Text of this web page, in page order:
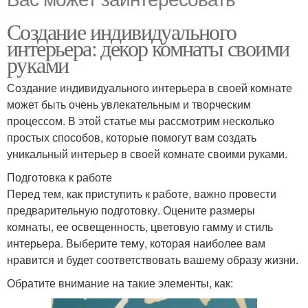
Создание индивидуального
интерьера: декор комнаты своими
руками
Создание индивидуального интерьера в своей комнате
может быть очень увлекательным и творческим
процессом. В этой статье мы рассмотрим несколько
простых способов, которые помогут вам создать
уникальный интерьер в своей комнате своими руками.
Подготовка к работе
Перед тем, как приступить к работе, важно провести
предварительную подготовку. Оцените размеры
комнаты, ее освещенность, цветовую гамму и стиль
интерьера. Выберите тему, которая наиболее вам
нравится и будет соответствовать вашему образу жизни.
Обратите внимание на такие элементы, как: